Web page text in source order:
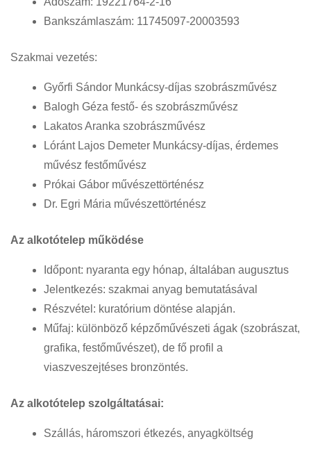
Bankszámlaszám: 11745097-20003593
Szakmai vezetés:
Győrfi Sándor Munkácsy-díjas szobrászművész
Balogh Géza festő- és szobrászművész
Lakatos Aranka szobrászművész
Lóránt Lajos Demeter Munkácsy-díjas, érdemes
művész festőművész
Prókai Gábor művészettörténész
Dr. Egri Mária művészettörténész
Az alkotótelep működése
Időpont: nyaranta egy hónap, általában augusztus
Jelentkezés: szakmai anyag bemutatásával
Részvétel: kuratórium döntése alapján.
Műfaj: különböző képzőművészeti ágak (szobrászat,
grafika, festőművészet), de fő profil a
viaszveszejtéses bronzöntés.
Az alkotótelep szolgáltatásai:
Szállás, háromszori étkezés, anyagköltség